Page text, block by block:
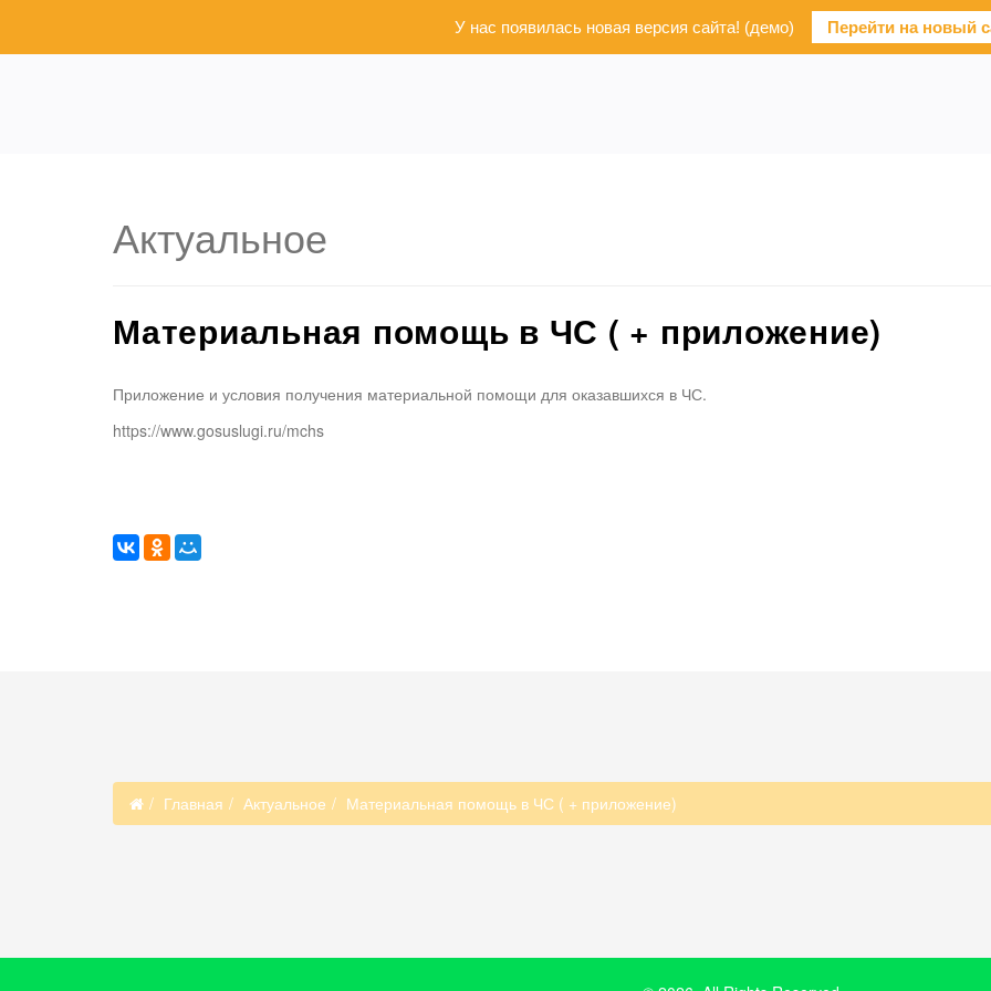
У нас появилась новая версия сайта! (демо) Перейти на новый
Актуальное
Материальная помощь в ЧС ( + приложение)
Приложение и условия получения материальной помощи для оказавшихся в ЧС.
https://www.gosuslugi.ru/mchs
Главная Актуальное Материальная помощь в ЧС ( + приложение)